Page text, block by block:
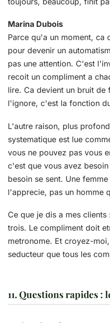
Marina Dubois
Parce qu'a un moment, ca
pour devenir un
pas une attention. C'est
recoit un compliment a
lire. Ca devient un bruit
l'ignore, c'est la fonction
L'autre raison, plus
systematique est lue
vous ne pouvez pas vous
c'est que vous avez
besoin se sent. Une
l'apprecie, pas un homme
Ce que je dis a mes
trois. Le compliment doit
metronome. Et croyez-
seducteur que tous les
11. Questions rapides :